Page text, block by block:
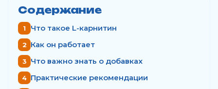
Содержание
Что такое L-карнитин
Как он работает
Что важно знать о добавках
Практические рекомендации